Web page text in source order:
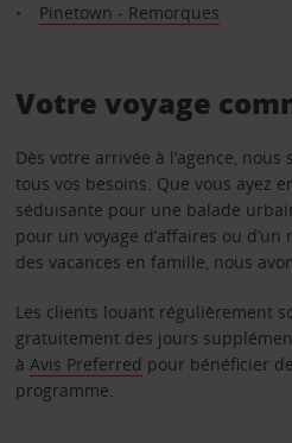
Pinetown - Remorques
Votre voyage
Dès votre arrivée à l’agence,
tous vos besoins. Que vous ayez
séduisante pour une balade
pour un voyage d’affaires ou
des vacances en famille, nous
Les clients louant régulièrement
gratuitement des jours
à Avis Preferred pour bénéficier
programme.